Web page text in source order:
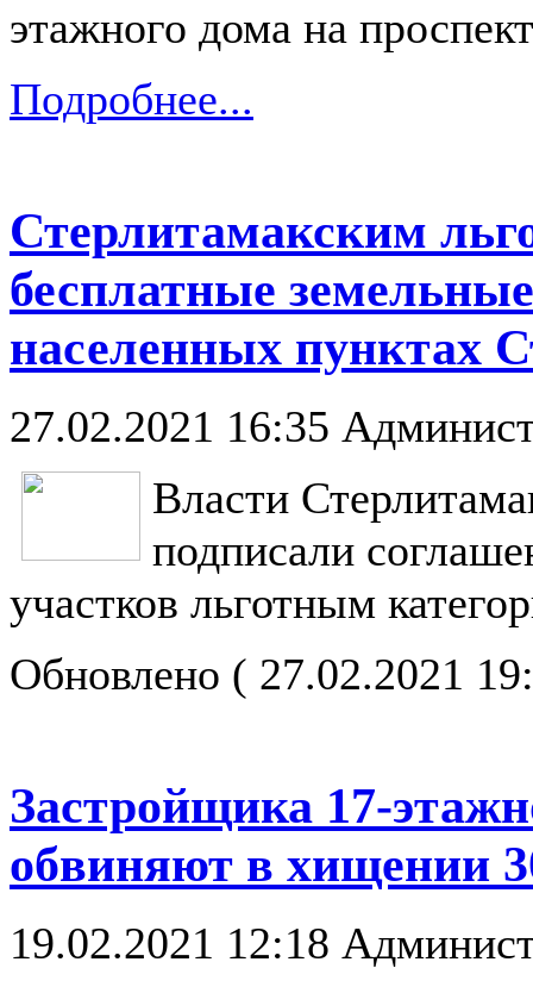
этажного дома на
Подробнее...
Стерлитамакским
бесплатные
населенных пунктах
27.02.2021 16:35
Власти
подписали
участков льготным
Обновлено ( 27.02.2021
Застройщика 17-
обвиняют в хищении
19.02.2021 12:18